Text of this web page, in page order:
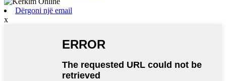
Dërgoni një email
x